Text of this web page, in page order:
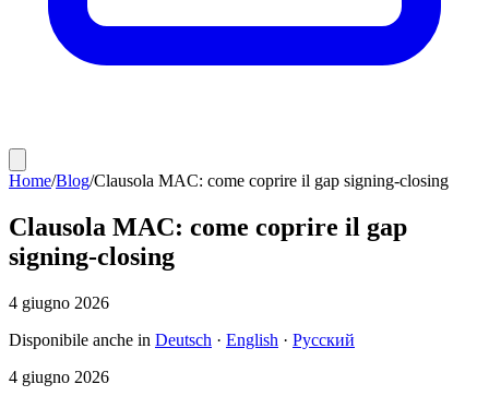
Home/Blog/Clausola MAC: come coprire il gap signing-closing
Clausola MAC: come coprire il gap
signing-closing
4 giugno 2026
Disponibile anche in Deutsch · English · Русский
4 giugno 2026